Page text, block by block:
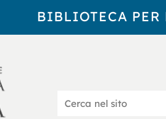
BIBLIOTECA PER